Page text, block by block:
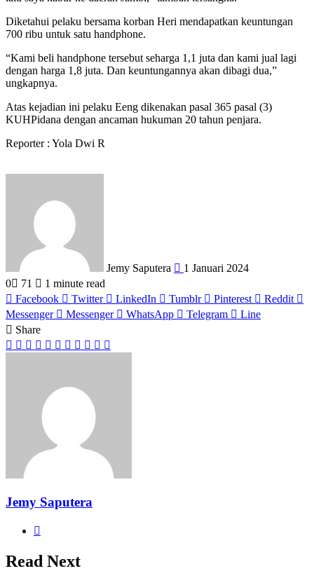
Diketahui pelaku bersama korban Heri mendapatkan keuntungan
700 ribu untuk satu handphone.
“Kami beli handphone tersebut seharga 1,1 juta dan kami jual lagi
dengan harga 1,8 juta. Dan keuntungannya akan dibagi dua,”
ungkapnya.
Atas kejadian ini pelaku Eeng dikenakan pasal 365 pasal (3)
KUHPidana dengan ancaman hukuman 20 tahun penjara.
Reporter : Yola Dwi R
Jemy Saputera
1 Januari 2024
0
71
1 minute read
Facebook
Twitter LinkedIn Tumblr Pinterest
Reddit
Messenger
Messenger WhatsApp Telegram
Line
Share
Facebook
Twitter
LinkedIn
Pinterest
Reddit
Messenger
Messenger
WhatsApp
Telegram
Share
via
Jemy Saputera
Read Next